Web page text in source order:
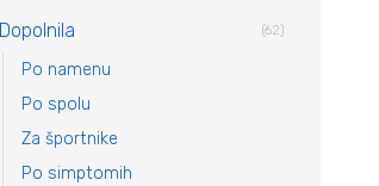
Dopolnila (62)
Po namenu
Po spolu
Za športnike
Po simptomih